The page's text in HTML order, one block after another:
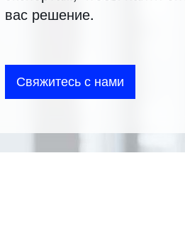
вас решение.
Свяжитесь с нами